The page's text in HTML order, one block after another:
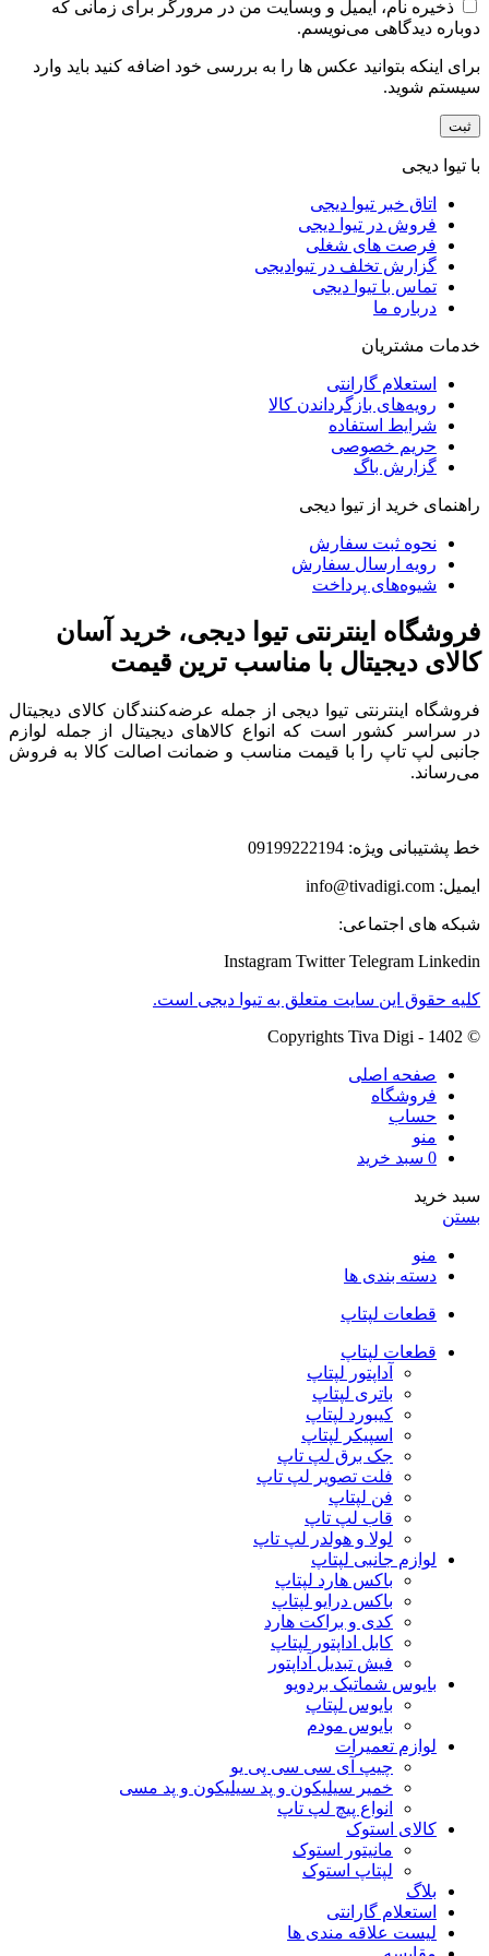
ذخیره نام، ایمیل و وبسایت من در مرورگر برای زمانی که
دوباره دیدگاهی می‌نویسم.
برای اینکه بتوانید عکس ها را به بررسی خود اضافه کنید باید وارد
سیستم شوید.
با تیوا دیجی
اتاق خبر تیوا دیجی
فروش در تیوا دیجی
فرصت های شغلی
گزارش تخلف در تیوادیجی
تماس با تیوا دیجی
درباره ما
خدمات مشتریان
استعلام گارانتی
رویه‌های بازگرداندن کالا
شرایط استفاده
حریم خصوصی
گزارش باگ
راهنمای خرید از تیوا دیجی
نحوه ثبت سفارش
رویه ارسال سفارش
شیوه‌های پرداخت
فروشگاه اینترنتی تیوا دیجی، خرید آسان
کالای دیجیتال با مناسب ترین قیمت
فروشگاه اینترنتی تیوا دیجی از جمله عرضه‌کنندگان کالای دیجیتال
در سراسر کشور است که انواع کالاهای دیجیتال از جمله لوازم
جانبی لپ تاپ را با قیمت مناسب و ضمانت اصالت کالا به فروش
می‌رساند.
خط پشتیبانی ویژه: 09199222194
ایمیل: info@tivadigi.com
شبکه های اجتماعی:
Instagram Twitter Telegram Linkedin
کلیه حقوق این سایت متعلق به تیوا دیجی است.
© Copyrights Tiva Digi - 1402
صفحه اصلی
فروشگاه
حساب
منو
0 سبد خرید
سبد خرید
بستن
منو
دسته بندی ها
قطعات لپتاپ
قطعات لپتاپ
آداپتور لپتاپ
باتری لپتاپ
کیبورد لپتاپ
اسپیکر لپتاپ
جک برق لپ تاپ
فلت تصویر لپ تاپ
فن لپتاپ
قاب لپ تاپ
لولا و هولدر لپ تاپ
لوازم جانبی لپتاپ
باکس هارد لپتاپ
باکس درایو لپتاپ
کدی و براکت هارد
کابل اداپتور لپتاپ
فیش تبدیل آداپتور
بایوس شماتیک بردویو
بایوس لپتاپ
بایوس مودم
لوازم تعمیرات
چیپ آی سی سی پی یو
خمیر سیلیکون و پد سیلیکون و پد مسی
انواع پیچ لپ تاپ
کالای استوک
مانیتور استوک
لپتاپ استوک
بلاگ
استعلام گارانتی
لیست علاقه مندی ها